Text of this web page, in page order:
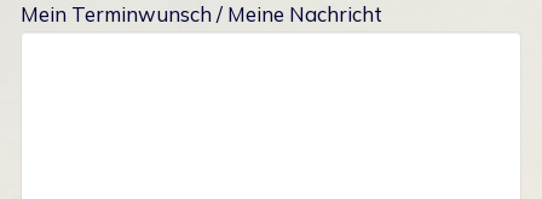
Mein Terminwunsch / Meine Nachricht